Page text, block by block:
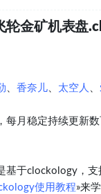
轮金矿机表盘
、 香奈儿、 太空人 、
每月稳定持续更新
基于clockology，
使用教程»来